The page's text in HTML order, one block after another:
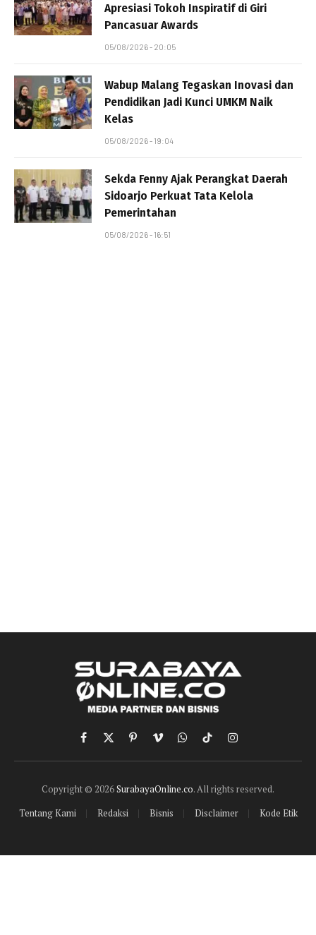
Apresiasi Tokoh Inspiratif di Giri
Pancasuar Awards
05/08/2026 - 20:05
Wabup Malang Tegaskan Inovasi dan
Pendidikan Jadi Kunci UMKM Naik
Kelas
05/08/2026 - 19:04
Sekda Fenny Ajak Perangkat Daerah
Sidoarjo Perkuat Tata Kelola
Pemerintahan
05/08/2026 - 16:51
Facebook
X
(Twitter)
PinterestVimeoWhatsApp
TikTokInstagram
Copyright © 2026SurabayaOnline.co. All rights reserved.
Tentang Kami
Redaksi Bisnis Disclaimer Kode Etik